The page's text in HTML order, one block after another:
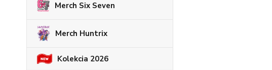
Merch Six Seven
Merch Huntrix
Kolekcia 2026